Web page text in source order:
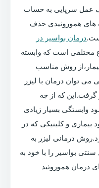
عمل سرپایی به حساب
هموروئیدی حذف
درمان بواسیر در
مختلفی است که وابسته
روش مناسب
توان درمان با لیزر
گرفت.این که از چه
وابستگی بسیار زیادی
و کلینیکی که در
درمانی لیزر به
بواسیر را با خود به
درمان هموروئید